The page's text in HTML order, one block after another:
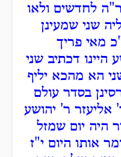
לחדשים ולאו
שני שמעינן
מאי פריך
דכתיב שני
הא מהכא יליף
בסדר עולם
אליעזר ר' יהושע
היה יום שמזל
אותו היום י"ז